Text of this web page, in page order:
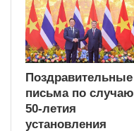
Поздравительные
письма по случаю
50-летия
установления